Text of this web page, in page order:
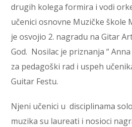
drugih kolega formira i vodi
učenici osnovne Muzičke škole
je osvojio 2. nagradu na Gitar
God. Nosilac je priznanja “
za pedagoški rad i uspeh
Guitar Festu.
Njeni učenici u disciplinama
muzika su laureati i nosioci